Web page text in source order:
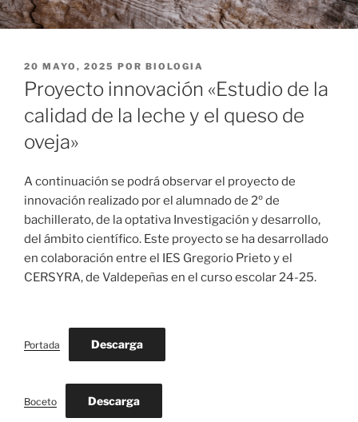
PUBLICADO
EL
20 MAYO, 2025 POR BIOLOGIA
Proyecto innovación «Estudio de la
calidad de la leche y el queso de
oveja»
A continuación se podrá observar el proyecto de
innovación realizado por el alumnado de 2º de
bachillerato, de la optativa Investigación y desarrollo,
del ámbito científico. Este proyecto se ha desarrollado
en colaboración entre el IES Gregorio Prieto y el
CERSYRA, de Valdepeñas en el curso escolar 24-25.
Portada Descarga
Boceto Descarga